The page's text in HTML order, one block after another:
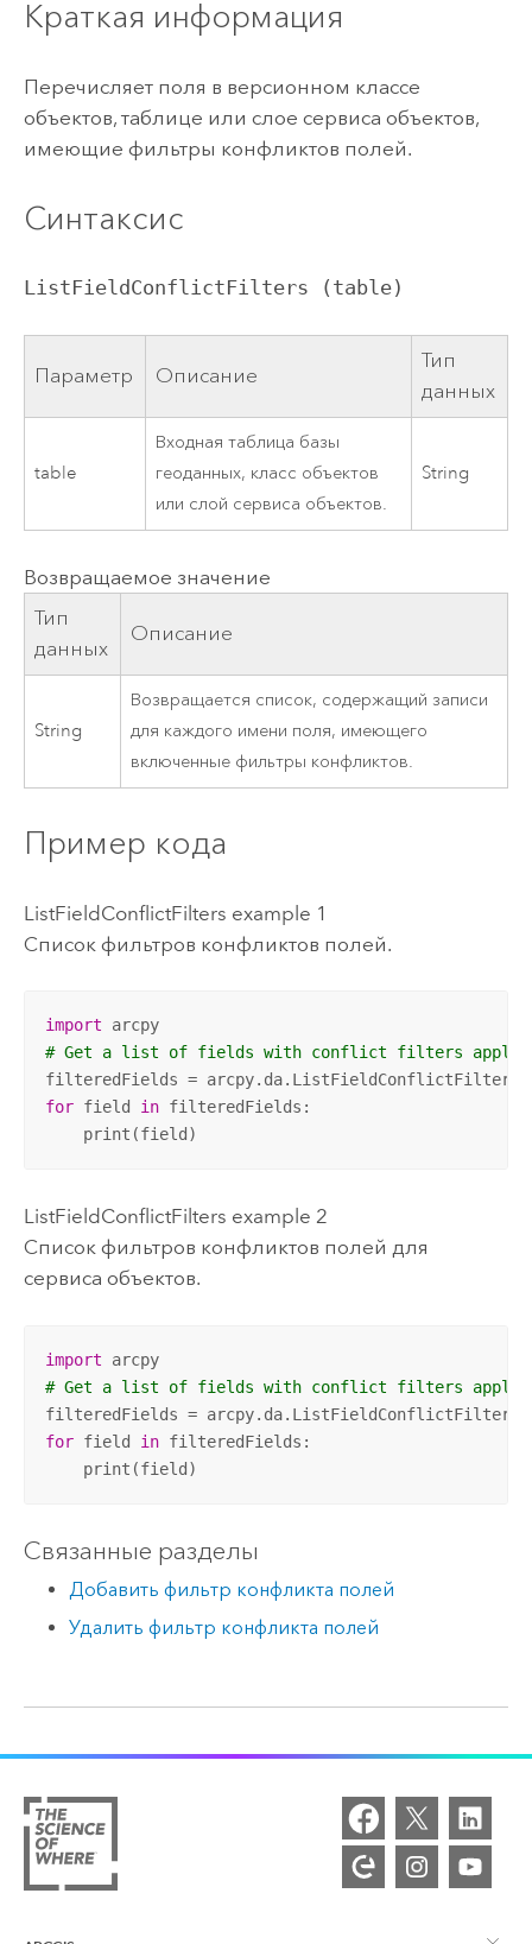
Краткая информация
Перечисляет поля в версионном классе
объектов, таблице или слое сервиса объектов,
имеющие фильтры конфликтов полей.
Синтаксис
ListFieldConflictFilters (table)
Параметр Описание
Тип
данных
table
Входная таблица базы
геоданных, класс объектов
или слой сервиса объектов.
String
Возвращаемое значение
Тип
данных
Описание
String
Возвращается список, содержащий записи
для каждого имени поля, имеющего
включенные фильтры конфликтов.
Пример кода
ListFieldConflictFilters example 1
Список фильтров конфликтов полей.
import
arcpy
# Get a list of fields with conflict filters applied
filteredFields = arcpy.da.ListFieldConflictFilters(
for field in filteredFields:
    print(field)
ListFieldConflictFilters example 2
Список фильтров конфликтов полей для
сервиса объектов.
import
arcpy
# Get a list of fields with conflict filters applied
filteredFields = arcpy.da.ListFieldConflictFilters(
for field in filteredFields:
    print(field)
Связанные разделы
Добавить фильтр конфликта полей
Удалить фильтр конфликта полей